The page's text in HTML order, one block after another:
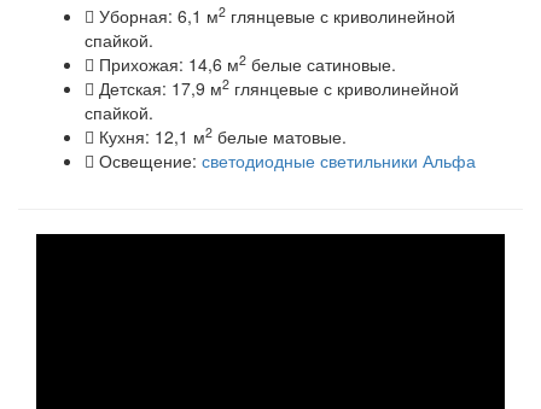
Уборная: 6,1 м2 глянцевые с криволинейной
спайкой.
Прихожая: 14,6 м2 белые сатиновые.
Детская: 17,9 м2 глянцевые с криволинейной
спайкой.
Кухня: 12,1 м2 белые матовые.
Освещение: светодиодные светильники Альфа